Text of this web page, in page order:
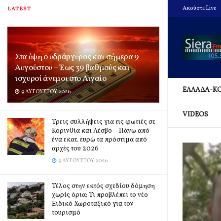
LATEST
Στα ύψη ο υδράργυρος και σήμερα 9
Αυγούστου – Έως 39 βαθμούς και
ισχυροί άνεμοι στο Αιγαίο
9 ΑΥΓΟΎΣΤΟΥ 2026
Τρεις συλλήψεις για τις φωτιές σε
Κορινθία και Λέσβο – Πάνω από
ένα εκατ. ευρώ τα πρόστιμα από
αρχές του 2026
9 ΑΥΓΟΎΣΤΟΥ 2026
Τέλος στην εκτός σχεδίου δόμηση
χωρίς όρια: Τι προβλέπει το νέο
Ειδικό Χωροταξικό για τον
τουρισμό
Ακούστε Live
ΕΛΛΑΔΑ-
VIDEOS